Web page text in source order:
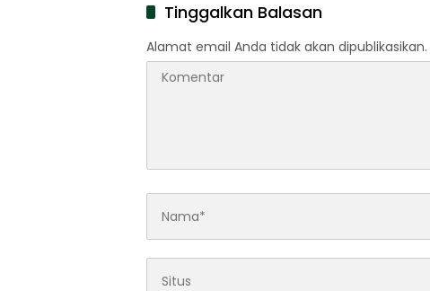
Tinggalkan Balasan
Alamat email Anda tidak akan dipublikasikan.